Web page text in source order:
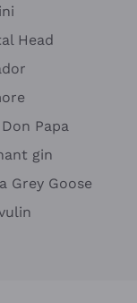
Head
Papa
gin
Grey Goose